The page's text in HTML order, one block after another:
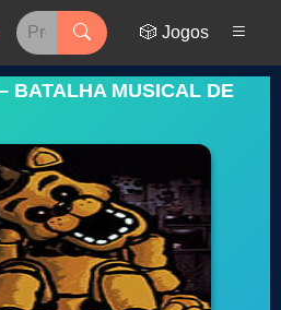
🎲 Jogos
BATALHA MUSICAL DE